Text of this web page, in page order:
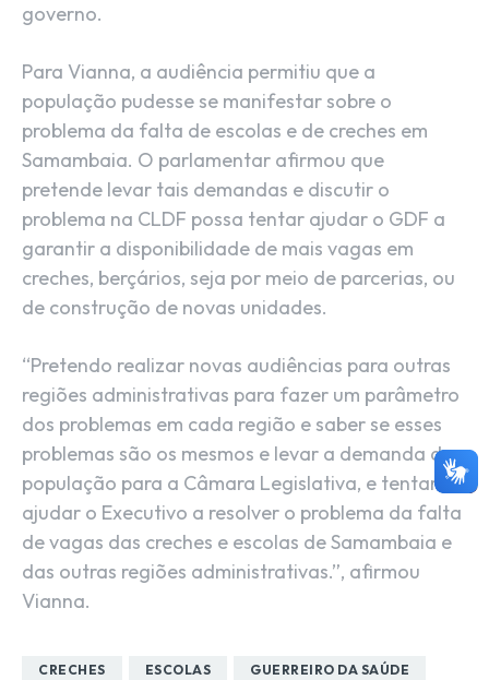
governo.
Para Vianna, a audiência permitiu que a
população pudesse se manifestar sobre o
problema da falta de escolas e de creches em
Samambaia. O parlamentar afirmou que
pretende levar tais demandas e discutir o
problema na CLDF possa tentar ajudar o GDF a
garantir a disponibilidade de mais vagas em
creches, berçários, seja por meio de parcerias, ou
de construção de novas unidades.
“Pretendo realizar novas audiências para outras
regiões administrativas para fazer um parâmetro
dos problemas em cada região e saber se esses
problemas são os mesmos e levar a demanda da
população para a Câmara Legislativa, e tentar
ajudar o Executivo a resolver o problema da falta
de vagas das creches e escolas de Samambaia e
das outras regiões administrativas.”, afirmou
Vianna.
CRECHES ESCOLAS
GUERREIRO DA SAÚDE